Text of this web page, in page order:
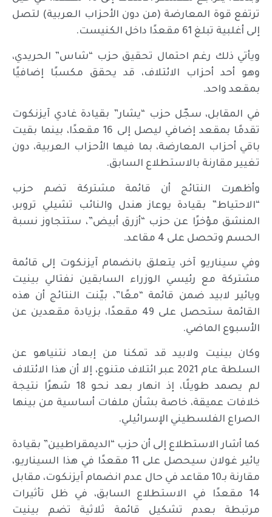
ترتفع قوة المعارضة (من دون الأحزاب العربية) لتصل
إلى أغلبية تبلغ 61 مقعدًا داخل الكنيست.
ويأتي ذلك رغم احتمال تحقيق حزب “شاس” الحريدي،
وهو أحد أحزاب الائتلاف، قد يحقق مكسبًا إضافيًا
بمقعد واحد.
في المقابل، سجّل حزب “يشار” بقيادة غادي آيزنكوت
تقدمًا بمقعد إضافي ليصل إلى 16 مقعدًا، بينما بقيت
باقي أحزاب المعارضة، بما فيها الأحزاب العربية، دون
تغيير مقارنة بالاستطلاع السابق.
وأظهرت النتائج أن قائمة مشتركة تضم حزب
“الاحتياط” بقيادة يوعاز هندل والنائب تشيلي تروبر،
المنشق مؤخرًا عن حزب “أزرق أبيض”، ستتجاوز نسبة
الحسم وتحصل على 4 مقاعد.
وفي سيناريو آخر، يتعلق بانضمام آيزنكوت إلى قائمة
مشتركة مع رئيسي الوزراء السابقين نفتالي بينيت
ويائير لابيد ضمن قائمة “معًا”، بيّنت النتائج أن هذه
القائمة ستحصل على 49 مقعدًا، بزيادة مقعدين عن
الأسبوع الماضي.
وكان بينيت ولابيد قد تمكنا من إبعاد نتنياهو عن
السلطة عام 2021 عبر ائتلاف متنوع، إلا أن هذا الائتلاف
لم يصمد طويلًا، إذ انهار بعد نحو 18 شهرًا نتيجة
خلافات عميقة، خاصة بشأن ملفات أساسية من بينها
الصراع الفلسطيني الإسرائيلي.
كما أشار الاستطلاع إلى أن حزب “الديمقراطيين” بقيادة
يائير غولان سيحصل على 11 مقعدًا في هذا السيناريو،
مقارنة بـ10 مقاعد في حال عدم انضمام آيزنكوت، مقابل
14 مقعدًا في الاستطلاع السابق، في ظل تأثيرات
مرتبطة بعدم تشكيل قائمة ثلاثية تضم بينيت